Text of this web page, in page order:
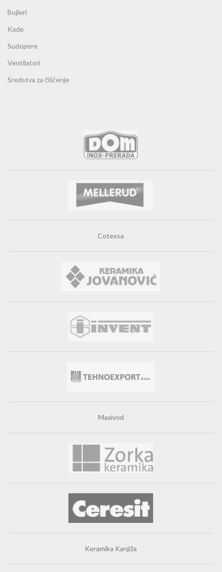
Bojleri
Kade
Sudopere
Ventilatori
Sredstva za čišćenje
Cotexsa
Maxivod
Keramika Kanjiža